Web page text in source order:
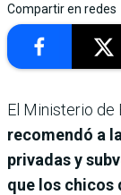
Compartir en redes
El Ministerio de
recomendó a
privadas y
que los chicos